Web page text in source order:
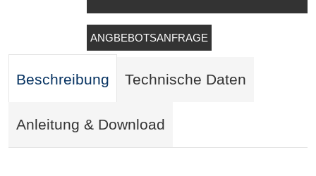
ANGBEBOTSANFRAGE
Beschreibung Technische Daten
Anleitung & Download